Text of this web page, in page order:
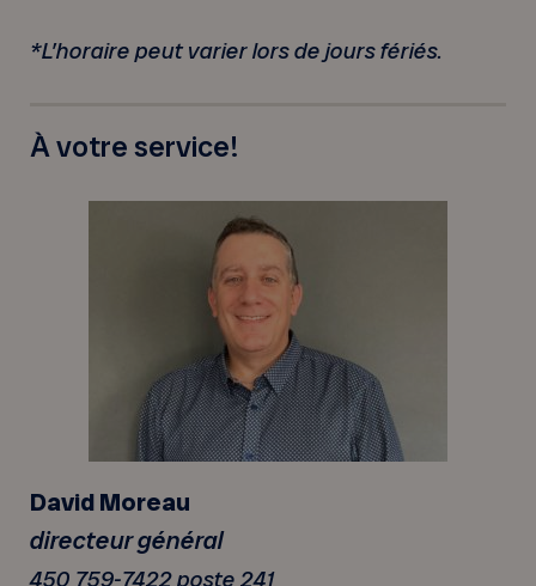
*L’horaire peut varier lors de jours fériés.
À votre service!
David Moreau
directeur général
450 759-7422 poste 241